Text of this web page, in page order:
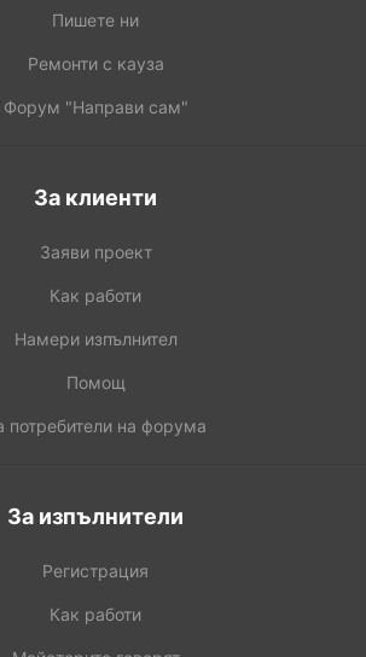
Пишете ни
Ремонти с кауза
Форум "Направи сам"
За клиенти
Заяви проект
Как работи
Намери изпълнител
Помощ
потребители на форума
За изпълнители
Регистрация
Как работи